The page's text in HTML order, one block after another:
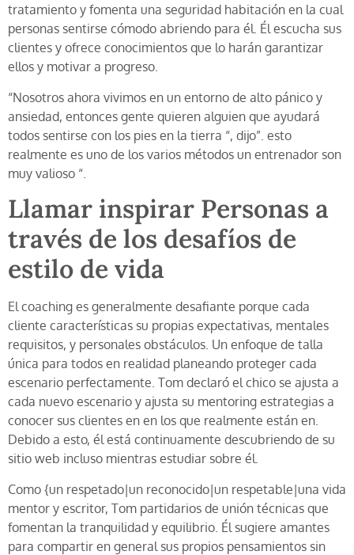
tratamiento y fomenta una seguridad habitación en la cual
personas sentirse cómodo abriendo para él. Él escucha sus
clientes y ofrece conocimientos que lo harán garantizar
ellos y motivar a progreso.
“Nosotros ahora vivimos en un entorno de alto pánico y
ansiedad, entonces gente quieren alguien que ayudará
todos sentirse con los pies en la tierra “, dijo”. esto
realmente es uno de los varios métodos un entrenador son
muy valioso “.
Llamar inspirar Personas a
través de los desafíos de
estilo de vida ​​
El coaching es generalmente desafiante porque cada
cliente características su propias expectativas, mentales
requisitos, y personales obstáculos. Un enfoque de talla
única para todos en realidad planeando proteger cada
escenario perfectamente. Tom declaró el chico se ajusta a
cada nuevo escenario y ajusta su mentoring estrategias a
conocer sus clientes en en los que realmente están en.
Debido a esto, él está continuamente descubriendo de su
sitio web incluso mientras estudiar sobre él.
Como {un respetado|un reconocido|un respetable|una vida
mentor y escritor, Tom partidarios de unión técnicas que
fomentan la tranquilidad y equilibrio. Él sugiere amantes
para compartir en general sus propios pensamientos sin